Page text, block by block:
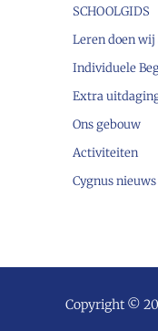
SCHOOLGIDS
Leren doen wij
Individuele
Extra
Ons gebouw
Activiteiten
Cygnus nieuws
Copyright ©